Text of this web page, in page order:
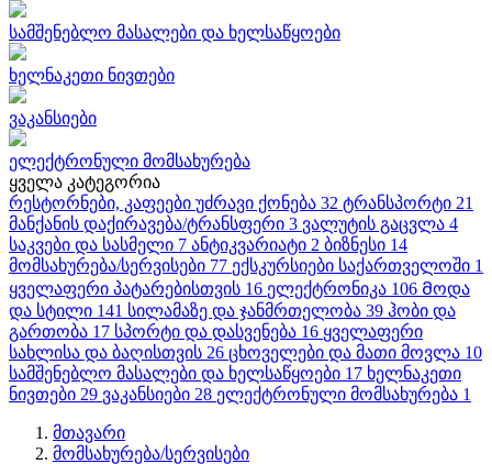
სამშენებლო მასალები და ხელსაწყოები
ხელნაკეთი ნივთები
ვაკანსიები
ელექტრონული მომსახურება
ყველა კატეგორია
რესტორნები, კაფეები უძრავი ქონება 32 ტრანსპორტი 21
მანქანის დაქირავება/ტრანსფერი 3 ვალუტის გაცვლა 4
საკვები და სასმელი 7 ანტიკვარიატი 2 ბიზნესი 14
მომსახურება/სერვისები 77 ექსკურსიები საქართველოში 1
ყველაფერი პატარებისთვის 16 ელექტრონიკა 106 Მოდა
და სტილი 141 სილამაზე და ჯანმრთელობა 39 ჰობი და
გართობა 17 სპორტი და დასვენება 16 ყველაფერი
სახლისა და ბაღისთვის 26 ცხოველები და მათი მოვლა 10
სამშენებლო მასალები და ხელსაწყოები 17 ხელნაკეთი
ნივთები 29 ვაკანსიები 28 ელექტრონული მომსახურება 1
მთავარი
მომსახურება/სერვისები